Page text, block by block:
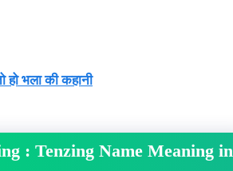
भला की कहानी
: Tenzing Name Meaning in